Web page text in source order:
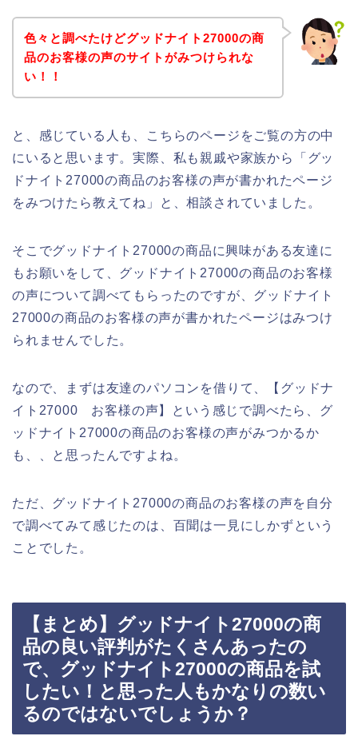
色々と調べたけどグッドナイト27000の商
品のお客様の声のサイトがみつけられな
い！！
と、感じている人も、こちらのページをご覧の方の中
にいると思います。実際、私も親戚や家族から「グッ
ドナイト27000の商品のお客様の声が書かれたページ
をみつけたら教えてね」と、相談されていました。
そこでグッドナイト27000の商品に興味がある友達に
もお願いをして、グッドナイト27000の商品のお客様
の声について調べてもらったのですが、グッドナイト
27000の商品のお客様の声が書かれたページはみつけ
られませんでした。
なので、まずは友達のパソコンを借りて、【グッドナ
イト27000 お客様の声】という感じで調べたら、グ
ッドナイト27000の商品のお客様の声がみつかるか
も、、と思ったんですよね。
ただ、グッドナイト27000の商品のお客様の声を自分
で調べてみて感じたのは、百聞は一見にしかずという
ことでした。
【まとめ】グッドナイト27000の商
品の良い評判がたくさんあったの
で、グッドナイト27000の商品を試
したい！と思った人もかなりの数い
るのではないでしょうか？